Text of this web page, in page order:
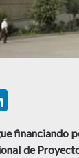
financiando
de